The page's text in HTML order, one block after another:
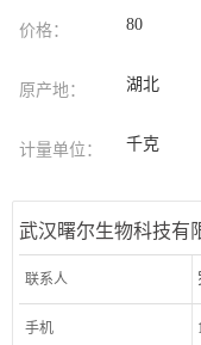
价格： 80
原产地： 湖北
计量单位： 千克
武汉曙尔生物科技有
联系人
手机